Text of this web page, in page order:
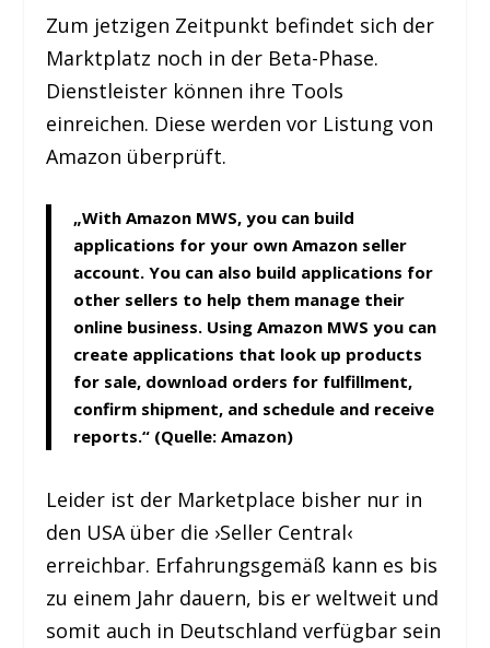
Zum jetzigen Zeitpunkt befindet sich der
Marktplatz noch in der Beta-Phase.
Dienstleister können ihre Tools
einreichen. Diese werden vor Listung von
Amazon überprüft.
„With Amazon MWS, you can build
applications for your own Amazon seller
account. You can also build applications for
other sellers to help them manage their
online business. Using Amazon MWS you can
create applications that look up products
for sale, download orders for fulfillment,
confirm shipment, and schedule and receive
reports.“ (Quelle: Amazon)
Leider ist der Marketplace bisher nur in
den USA über die ›Seller Central‹
erreichbar. Erfahrungsgemäß kann es bis
zu einem Jahr dauern, bis er weltweit und
somit auch in Deutschland verfügbar sein